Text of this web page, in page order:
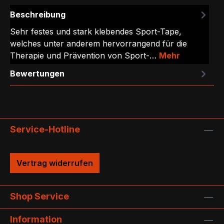
Beschreibung
Sehr festes und stark klebendes Sport-Tape,
welches unter anderem hervorrangend für die
Therapie und Prävention von Sport-… Mehr
Bewertungen
Service-Hotline
Vertrag widerrufen
Shop Service
Information